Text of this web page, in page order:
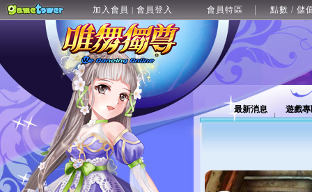
加入會員 | 會員登入 會員特區 點數 / 儲
最新消息 遊戲